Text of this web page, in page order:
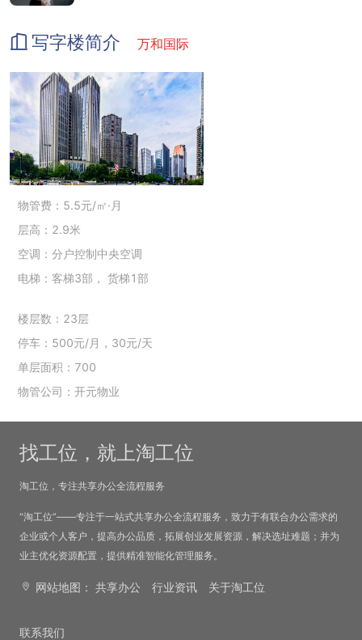
写字楼简介 万和国际
物管费：5.5元/㎡·月
层高：2.9米
空调：分户控制中央空调
电梯：客梯3部， 货梯1部
楼层数：23层
停车：500元/月，30元/天
单层面积：700
物管公司：开元物业
找工位，就上淘工位
淘工位，专注共享办公全流程服务
“淘工位”——专注于一站式共享办公全流程服务，致力于有联合办公需求的
企业或个人客户，提高办公品质，拓展创业发展资源，解决选址难题；并为
业主优化资源配置，提供精准智能化管理服务。
网站地图： 共享办公 行业资讯 关于淘工位
联系我们